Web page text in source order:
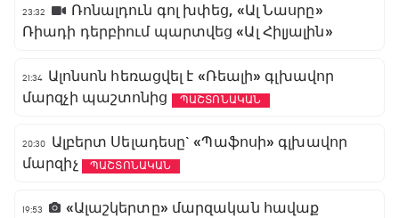
23:32
Ռոնալդուն գոլ խփեց, «Ալ Նասրը»
Ռիադի դերբիում պարտվեց «Ալ Հիլյալին»
21:34 Ալոնսոն հեռացվել է «Ռեալի» գլխավոր
մարզչի պաշտոնից
ՊԱՇՏՈՆԱԿԱՆ
20:30
Ալբերտ Սելադեսը` «Պաֆոսի» գլխավոր
մարզիչ
ՊԱՇՏՈՆԱԿԱՆ
19:53
«Ալաշկերտը» մարզական հավաք